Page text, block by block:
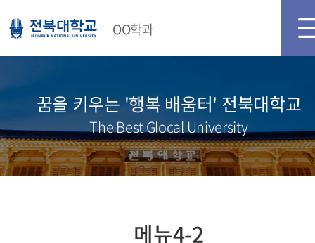
OO학과
꿈을 키우는 '행복 배움터' 전북대학교
The Best Glocal University
메뉴4-2